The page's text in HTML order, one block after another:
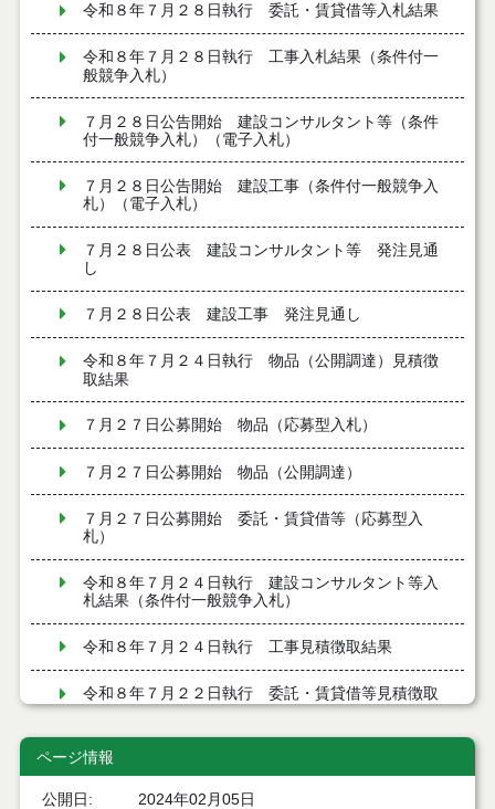
令和８年７月２８日執行 委託・賃貸借等入札結果
令和８年７月２８日執行 工事入札結果（条件付一
般競争入札）
７月２８日公告開始 建設コンサルタント等（条件
付一般競争入札）（電子入札）
７月２８日公告開始 建設工事（条件付一般競争入
札）（電子入札）
７月２８日公表 建設コンサルタント等 発注見通
し
７月２８日公表 建設工事 発注見通し
令和８年７月２４日執行 物品（公開調達）見積徴
取結果
７月２７日公募開始 物品（応募型入札）
７月２７日公募開始 物品（公開調達）
７月２７日公募開始 委託・賃貸借等（応募型入
札）
令和８年７月２４日執行 建設コンサルタント等入
札結果（条件付一般競争入札）
令和８年７月２４日執行 工事見積徴取結果
令和８年７月２２日執行 委託・賃貸借等見積徴取
結果
７月２１日公告開始 建設コンサルタント等（条件
付一般競争入札）（電子入札）
ページ情報
公開日
2024年02月05日